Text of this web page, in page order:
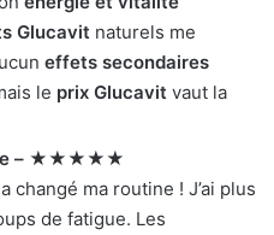
Glucavit naturels me
effets secondaires
le prix Glucavit vaut la
– ★★★★★
a changé ma routine ! J’ai plus
de fatigue. Les